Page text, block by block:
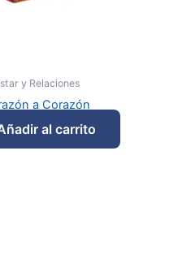
y Relaciones
a Corazón
al carrito